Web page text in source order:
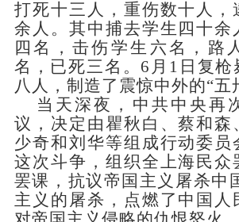
打死十三人，重伤数十人，
余人。其中捕去学生四十余
四名，击伤学生六名，路
名，已死三名。6月1日复枪
八人，制造了震惊中外的“五
当天深夜，中共中央再
议，决定由瞿秋白、蔡和森
少奇和刘华等组成行动委员
这次斗争，组织全上海民众
罢课，抗议帝国主义屠杀中
主义的屠杀，点燃了中国人